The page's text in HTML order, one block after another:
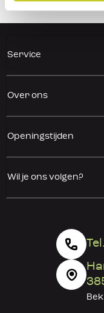
Service
Over ons
Openingstijden
Wil je ons volgen?